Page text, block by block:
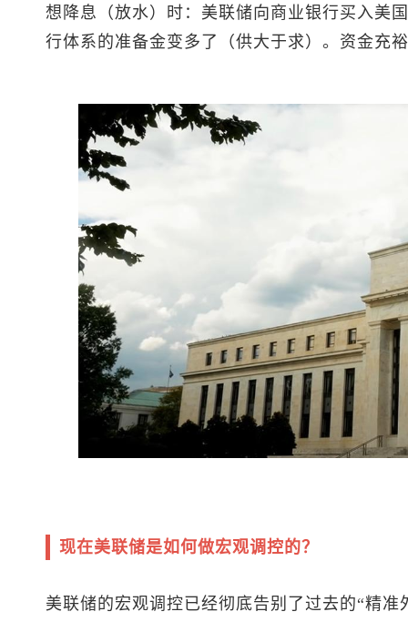
想降息（放水）时：美联储向商业银行买入美
行体系的准备金变多了（供大于求）。资金充
现在美联储是如何做宏观调控的？
美联储的宏观调控已经彻底告别了过去的“精